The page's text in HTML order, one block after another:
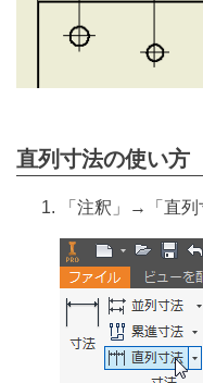
直列寸法の使い方
「注釈」→「直列